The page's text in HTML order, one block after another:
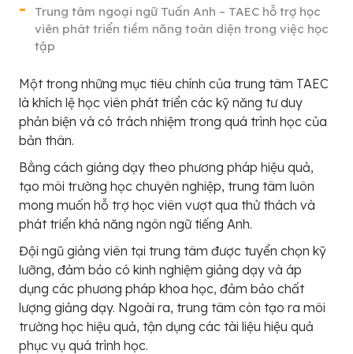
Trung tâm ngoại ngữ Tuấn Anh – TAEC hỗ trợ học
viên phát triển tiềm năng toàn diện trong việc học
tập
Một trong những mục tiêu chính của trung tâm TAEC
là khích lệ học viên phát triển các kỹ năng tư duy
phản biện và có trách nhiệm trong quá trình học của
bản thân.
Bằng cách giảng dạy theo phương pháp hiệu quả,
tạo môi trường học chuyên nghiệp, trung tâm luôn
mong muốn hỗ trợ học viên vượt qua thử thách và
phát triển khả năng ngôn ngữ tiếng Anh.
Đội ngũ giảng viên tại trung tâm được tuyển chọn kỹ
lưỡng, đảm bảo có kinh nghiệm giảng dạy và áp
dụng các phương pháp khoa học, đảm bảo chất
lượng giảng dạy. Ngoài ra, trung tâm còn tạo ra môi
trường học hiệu quả, tận dụng các tài liệu hiệu quả
phục vụ quá trình học.